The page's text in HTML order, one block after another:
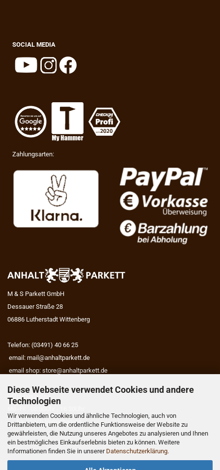
Diese Webseite verwendet Cookies und andere
Technologien
Wir verwenden Cookies und ähnliche Technologien, auch von
Drittanbietern, um die ordentliche Funktionsweise der Website zu
gewährleisten, die Nutzung unseres Angebotes zu analysieren und Ihnen
ein bestmögliches Einkaufserlebnis bieten zu können. Weitere
Informationen finden Sie in unserer Datenschutzerklärung.
SOCIAL MEDIA
Zahlungsarten:
M & S Parkett GmbH
Dessauer Straße 28
06886 Lutherstadt Wittenberg
Telefon: (03491) 40 66 25
email: mail@anhaltparkett.de
email shop: store@anhaltparkett.de
Öffnungszeiten
Mo.-Fr. : 08:00Uhr - 16:30Uhr
Sa. : nach Vereinbarung